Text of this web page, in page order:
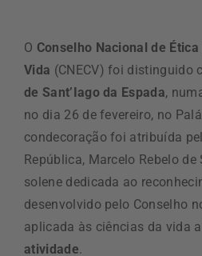
O Conselho Nacional de
Vida (CNECV) foi distinguido
de Sant’Iago da Espada,
no dia 26 de fevereiro, no
condecoração foi atribuída
República, Marcelo Rebelo de
solene dedicada ao
desenvolvido pelo Conselho
aplicada às ciências da vida
atividade.